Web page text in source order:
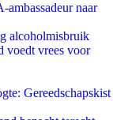
naar
alcoholmisbruik
voedt vrees voor
Gereedschapskist